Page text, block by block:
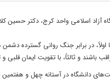
آزاد اسلامی واحد کرج، دکتر حسین
در برابر جنگ روانی گسترده دشمن
باشند و ثالثاً، با تقویت ایمان
دانشگاه در آستانه چهل و هفتمین